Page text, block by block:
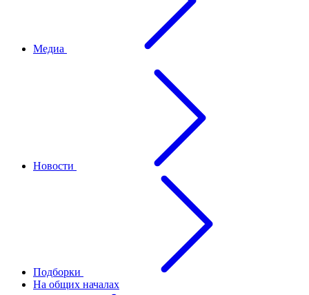
Медиа
Новости
Подборки
На общих началах